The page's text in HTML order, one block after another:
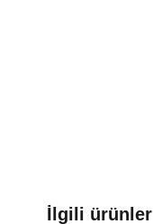
İlgili ürünler